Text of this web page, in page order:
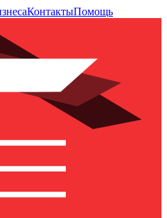
КонтактыПомощь